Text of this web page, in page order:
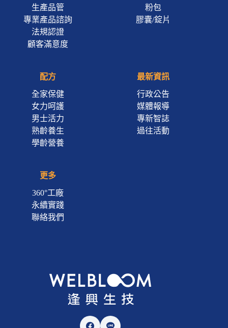
生產品管
專業產品諮詢
法規認證
顧客滿意度
粉包
膠囊/錠片
配方
全家保健
女力呵護
男士活力
熟齡養生
學齡營養
最新資訊
行政公告
媒體報導
專新智誌
過往活動
更多
360°工廠
永續實踐
聯絡我們